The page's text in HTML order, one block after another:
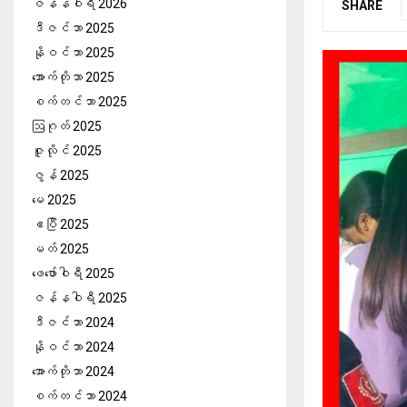
SHARE
ဇန်နဝါရီ 2026
ဒီဇင်ဘာ 2025
နိုဝင်ဘာ 2025
အောက်တိုဘာ 2025
စက်တင်ဘာ 2025
ဩဂုတ် 2025
ဇူလိုင် 2025
ဇွန် 2025
မေ 2025
ဧပြီ 2025
မတ် 2025
ဖေ‌ဖော်ဝါရီ 2025
ဇန်နဝါရီ 2025
ဒီဇင်ဘာ 2024
နိုဝင်ဘာ 2024
အောက်တိုဘာ 2024
စက်တင်ဘာ 2024